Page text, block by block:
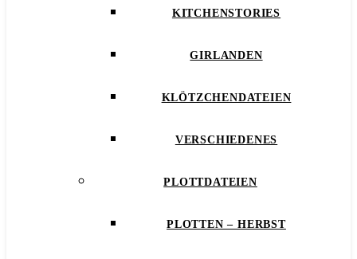
KITCHENSTORIES
GIRLANDEN
KLÖTZCHENDATEIEN
VERSCHIEDENES
PLOTTDATEIEN
PLOTTEN – HERBST